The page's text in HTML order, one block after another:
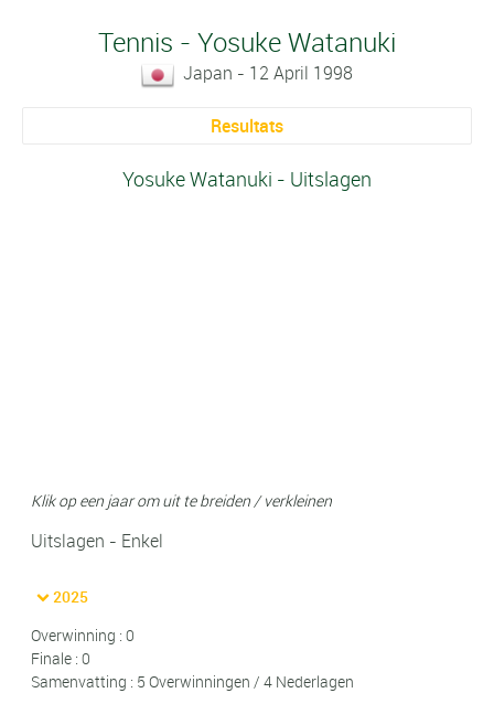
Tennis - Yosuke Watanuki
Japan - 12 April 1998
Resultats
Yosuke Watanuki - Uitslagen
Klik op een jaar om uit te breiden / verkleinen
Uitslagen - Enkel
2025
Overwinning : 0
Finale : 0
Samenvatting : 5 Overwinningen / 4 Nederlagen